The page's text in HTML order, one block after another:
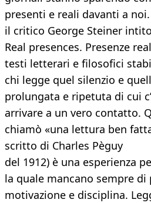
presenti e reali davanti a
il critico George Steiner
Real presences. Presenze
testi letterari e filosofici
chi legge quel silenzio e
prolungata e ripetuta di cui
arrivare a un vero contatto.
chiamò «una lettura ben
scritto di Charles Pèguy
del 1912) è una esperienza
la quale mancano sempre di
motivazione e disciplina.